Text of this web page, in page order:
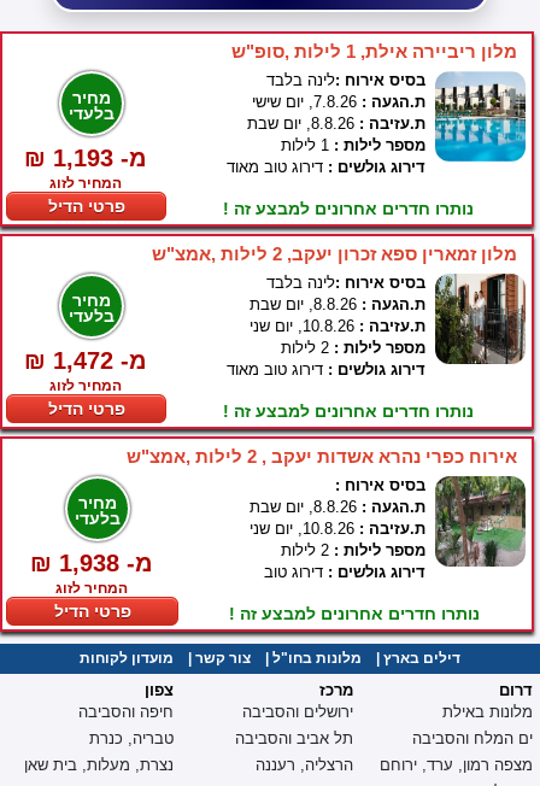
מלון ריביירה אילת, 1 לילות ,סופ"ש
מחיר
בלעדי
₪ 1,193 -מ
המחיר לזוג
פרטי הדיל
בסיס אירוח :לינה בלבד
ת.הגעה :
ת.עזיבה :
מספר לילות :
דירוג גולשים : דירוג טוב מאוד
נותרו חדרים אחרונים למבצע זה !
מלון זמארין ספא זכרון יעקב, 2 לילות ,אמצ"ש
מחיר
בלעדי
₪ 1,472 -מ
המחיר לזוג
פרטי הדיל
בסיס אירוח :לינה בלבד
ת.הגעה :
ת.עזיבה :
מספר לילות :
דירוג גולשים : דירוג טוב מאוד
נותרו חדרים אחרונים למבצע זה !
אירוח כפרי נהרא אשדות יעקב , 2 לילות ,אמצ"ש
מחיר
בלעדי
₪ 1,938 -מ
המחיר לזוג
פרטי הדיל
בסיס אירוח :
ת.הגעה :
ת.עזיבה :
מספר לילות :
דירוג גולשים : דירוג טוב
נותרו חדרים אחרונים למבצע זה !
דילים בארץ מלונות בחו"ל צור קשר מועדון לקוחות
צפון
חיפה והסביבה
טבריה, כנרת
נצרת, מעלות, בית שאן
מרכז
ירושלים והסביבה
תל אביב והסביבה
הרצליה, רעננה
דרום
מלונות באילת
ים המלח והסביבה
מצפה רמון, ערד, ירוחם